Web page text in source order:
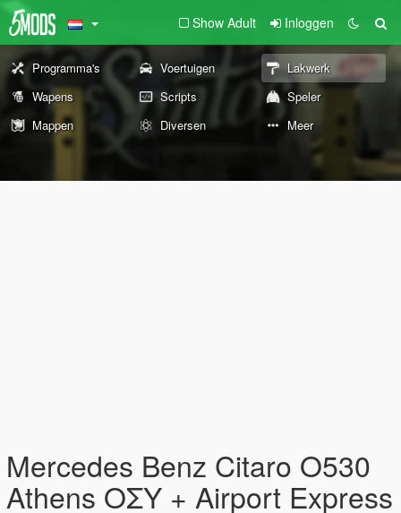
Show Adult Inloggen
Programma's Voertuigen
Lakwerk
Wapens
Scripts
Speler
Mappen
Diversen Meer
Mercedes Benz Citaro O530
Athens ΟΣΥ + Airport Express